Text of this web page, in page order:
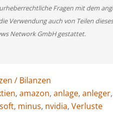
Fragen mit dem
Verwendung auch von Teilen
Network GmbH gestattet.
/ Bilanzen
, amazon, anlage, anleger,
, minus, nvidia, Verluste